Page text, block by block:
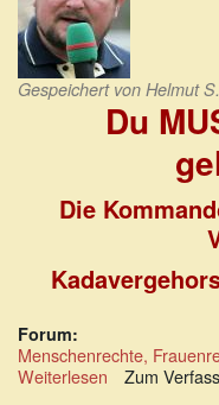
Gespeichert von Helmut
Du
Die
Forum:
Menschenrechte,
Weiterlesen über
Zum